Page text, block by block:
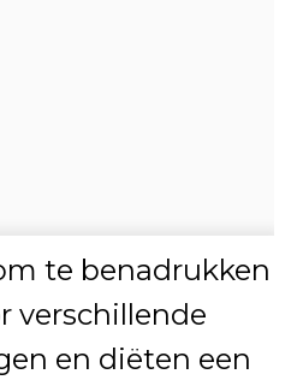
te benadrukken
verschillende
en diëten een